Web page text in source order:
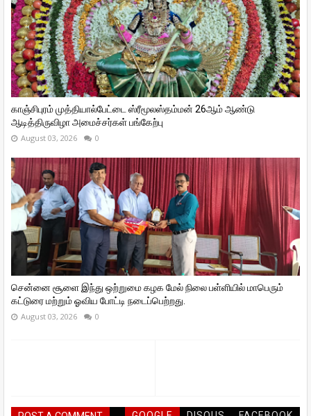
காஞ்சிபுரம் முத்தியால்பேட்டை ஸ்ரீமூலஸ்தம்மன் 26ஆம் ஆண்டு
ஆடித்திருவிழா அமைச்சர்கள் பங்கேற்பு
August 03, 2026 0
சென்னை சூளை இந்து ஒற்றுமை கழக மேல் நிலை பள்ளியில் மாபெரும்
கட்டுரை மற்றும் ஓவிய போட்டி நடைப்பெற்றது.
August 03, 2026 0